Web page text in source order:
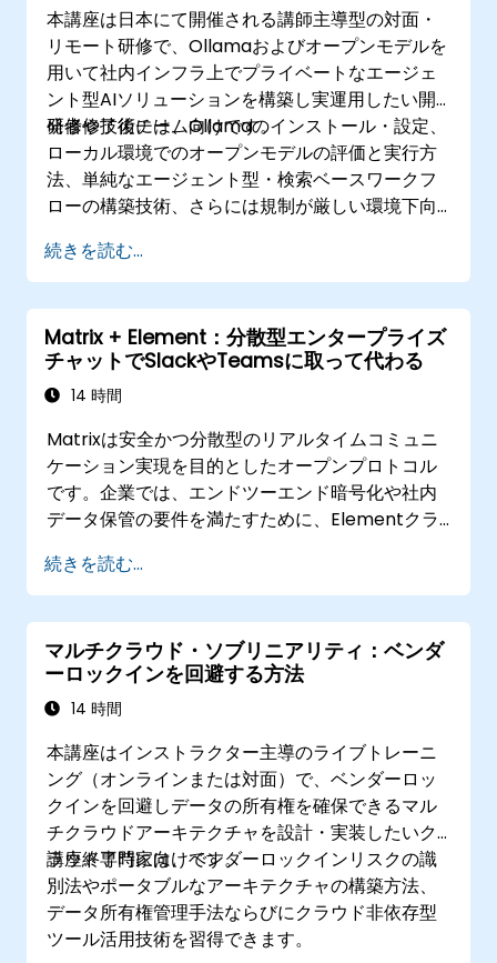
本講座は日本にて開催される講師主導型の対面・
リモート研修で、Ollamaおよびオープンモデルを
用いて社内インフラ上でプライベートなエージェ
ント型AIソリューションを構築し実運用したい開
発者や技術チーム向けです。
研修修了後には、Ollamaのインストール・設定、
ローカル環境でのオープンモデルの評価と実行方
法、単純なエージェント型・検索ベースワークフ
ローの構築技術、さらには規制が厳しい環境下向
得できるようになります。
続きを読む...
Matrix + Element：分散型エンタープライズ
チャットでSlackやTeamsに取って代わる
14 時間
Matrixは安全かつ分散型のリアルタイムコミュニ
ケーション実現を目的としたオープンプロトコル
です。企業では、エンドツーエンド暗号化や社内
データ保管の要件を満たすために、Elementクラ
Teamsの代替として広く利用され始めています。
続きを読む...
マルチクラウド・ソブリニアリティ：ベンダ
ーロックインを回避する方法
14 時間
本講座はインストラクター主導のライブトレーニ
ング（オンラインまたは対面）で、ベンダーロッ
クインを回避しデータの所有権を確保できるマル
チクラウドアーキテクチャを設計・実装したいク
ラウド専門家向けです。
講座終了時には、ベンダーロックインリスクの識
別法やポータブルなアーキテクチャの構築方法、
データ所有権管理手法ならびにクラウド非依存型
ツール活用技術を習得できます。